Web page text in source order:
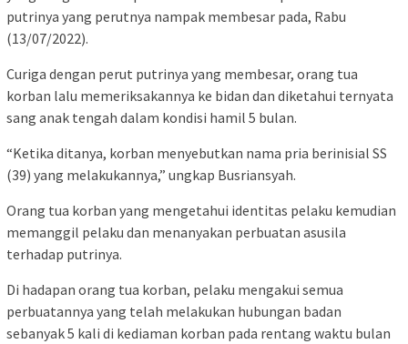
putrinya yang perutnya nampak membesar pada, Rabu
(13/07/2022).
Curiga dengan perut putrinya yang membesar, orang tua
korban lalu memeriksakannya ke bidan dan diketahui ternyata
sang anak tengah dalam kondisi hamil 5 bulan.
“Ketika ditanya, korban menyebutkan nama pria berinisial SS
(39) yang melakukannya,” ungkap Busriansyah.
Orang tua korban yang mengetahui identitas pelaku kemudian
memanggil pelaku dan menanyakan perbuatan asusila
terhadap putrinya.
Di hadapan orang tua korban, pelaku mengakui semua
perbuatannya yang telah melakukan hubungan badan
sebanyak 5 kali di kediaman korban pada rentang waktu bulan